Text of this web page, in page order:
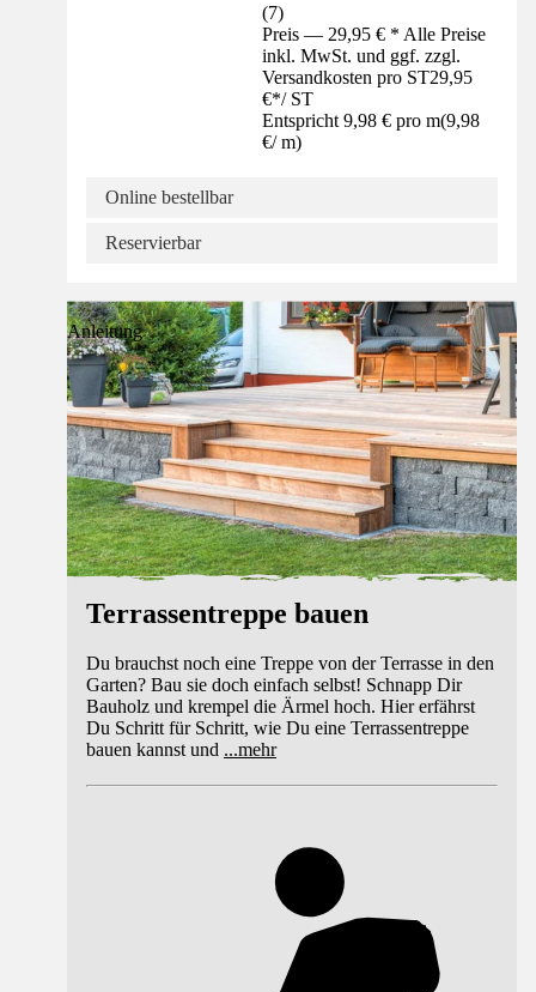
(7)
Preis — 29,95 € * Alle Preise
inkl. MwSt. und ggf. zzgl.
Versandkosten pro ST29,95
€*/ ST
Entspricht 9,98 € pro m(9,98
€/ m)
Online bestellbar
Reservierbar
Anleitung
Terrassentreppe bauen
Du brauchst noch eine Treppe von der Terrasse in den
Garten? Bau sie doch einfach selbst! Schnapp Dir
Bauholz und krempel die Ärmel hoch. Hier erfährst
Du Schritt für Schritt, wie Du eine Terrassentreppe
bauen kannst und ...mehr